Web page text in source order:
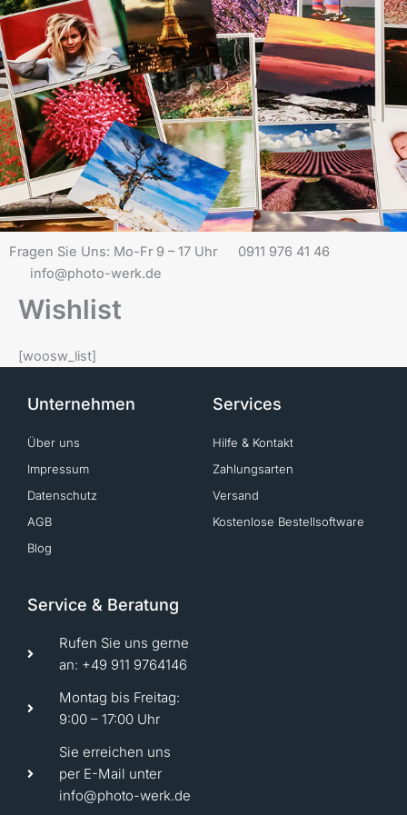
Fragen Sie Uns: Mo-Fr 9 – 17 Uhr
0911 976 41 46
info@photo-werk.de
Wishlist
[woosw_list]
Unternehmen
Über uns
Impressum
Datenschutz
AGB
Blog
Services
Hilfe & Kontakt
Zahlungsarten
Versand
Kostenlose Bestellsoftware
Service & Beratung
Rufen Sie uns gerne
an: +49 911 9764146
Montag bis Freitag:
9:00 – 17:00 Uhr
Sie erreichen uns
per E-Mail unter
info@photo-werk.de